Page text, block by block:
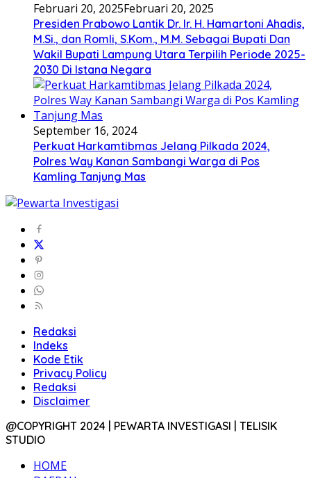
Februari 20, 2025Februari 20, 2025
Presiden Prabowo Lantik Dr. Ir. H. Hamartoni Ahadis,
M.Si., dan Romli, S.Kom., M.M. Sebagai Bupati Dan
Wakil Bupati Lampung Utara Terpilih Periode 2025-
2030 Di Istana Negara
September 16, 2024
Perkuat Harkamtibmas Jelang Pilkada 2024,
Polres Way Kanan Sambangi Warga di Pos
Kamling Tanjung Mas
Redaksi
Indeks
Kode Etik
Privacy Policy
Redaksi
Disclaimer
@COPYRIGHT 2024 | PEWARTA INVESTIGASI | TELISIK
STUDIO
HOME